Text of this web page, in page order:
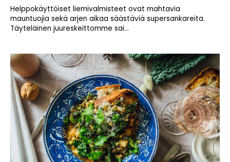
Helppokäyttöiset liemivalmisteet ovat mahtavia
mauntuojia sekä arjen aikaa säästäviä supersankareita.
Täyteläinen juureskeittomme sai...